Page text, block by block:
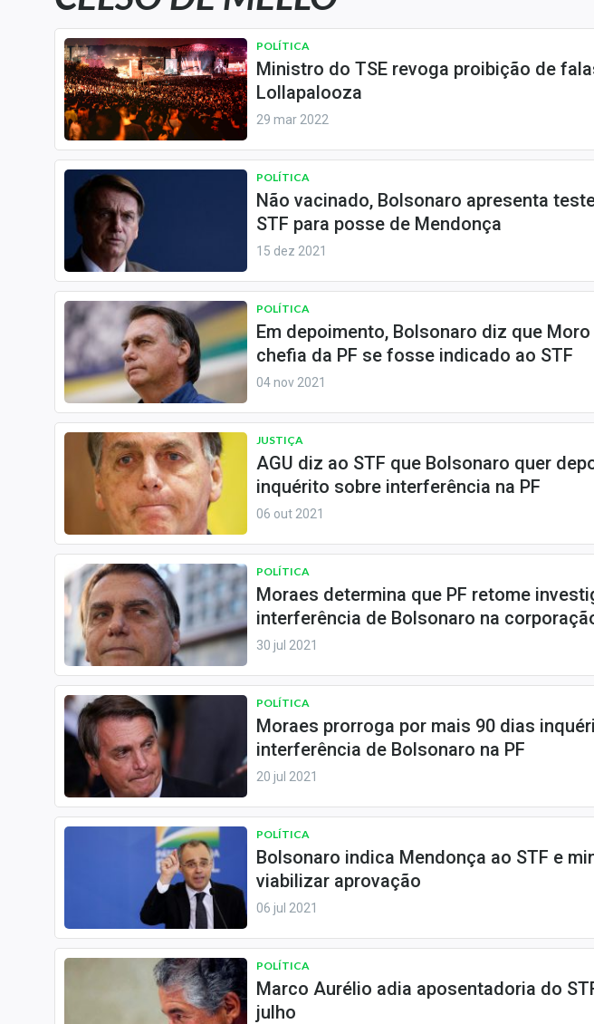
Central de Dividendos
Central de Fundos
Imobiliários
Central dos IPOs
Renda Fixa
Finanças Pessoais
Mercados
Empresas
Money Trader
Colunas
Especiais
Conteúdo de Marca
Expediente
POLÍTICA
Ministro do TSE revoga proibição de
Lollapalooza
29 mar 2022
POLÍTICA
Não vacinado, Bolsonaro apresenta
STF para posse de Mendonça
15 dez 2021
POLÍTICA
Em depoimento, Bolsonaro diz que
chefia da PF se fosse indicado ao STF
04 nov 2021
JUSTIÇA
AGU diz ao STF que Bolsonaro quer
inquérito sobre interferência na PF
06 out 2021
POLÍTICA
Moraes determina que PF retome
interferência de Bolsonaro na
30 jul 2021
POLÍTICA
Moraes prorroga por mais 90 dias
interferência de Bolsonaro na PF
20 jul 2021
POLÍTICA
Bolsonaro indica Mendonça ao STF e
viabilizar aprovação
06 jul 2021
POLÍTICA
Marco Aurélio adia aposentadoria do
julho